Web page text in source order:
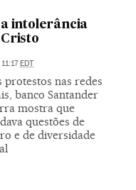
a intolerância
EDT
protestos nas redes
banco Santander
mostra que
questões de
e de diversidade